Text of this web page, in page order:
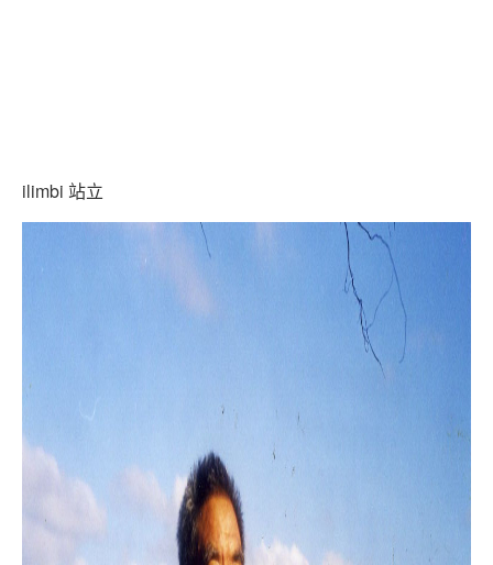
ilimbi 站立